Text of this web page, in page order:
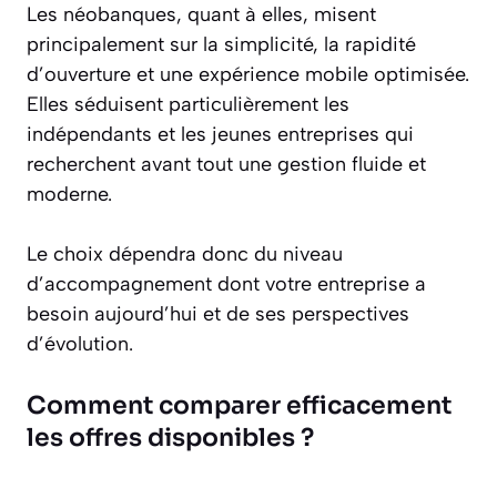
Les néobanques, quant à elles, misent
principalement sur la simplicité, la rapidité
d’ouverture et une expérience mobile optimisée.
Elles séduisent particulièrement les
indépendants et les jeunes entreprises qui
recherchent avant tout une gestion fluide et
moderne.
Le choix dépendra donc du niveau
d’accompagnement dont votre entreprise a
besoin aujourd’hui et de ses perspectives
d’évolution.
Comment comparer efficacement
les offres disponibles ?